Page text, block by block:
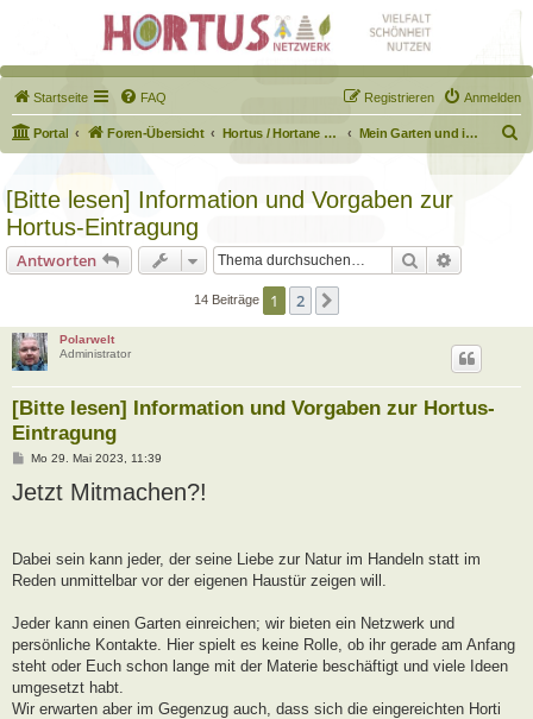
Startseite FAQ Anmelden
Registrieren
Portal Foren-Übersicht Hortus / Hortane Habitate / Garten auf dem Weg Mein Garten und ich!
u
[Bitte lesen] Information und Vorgaben zur
Hortus-Eintragung
Antworten Suche
14 Beiträge 1 2
Polarwelt
Administrator
[Bitte lesen] Information und Vorgaben zur Hortus-
Eintragung
B
i
t
Mo 29. Mai 2023, 11:39
Jetzt Mitmachen?!
Dabei sein kann jeder, der seine Liebe zur Natur im Handeln statt im
Reden unmittelbar vor der eigenen Haustür zeigen will.
Jeder kann einen Garten einreichen; wir bieten ein Netzwerk und
persönliche Kontakte. Hier spielt es keine Rolle, ob ihr gerade am Anfang
steht oder Euch schon lange mit der Materie beschäftigt und viele Ideen
umgesetzt habt.
Wir erwarten aber im Gegenzug auch, dass sich die eingereichten Horti